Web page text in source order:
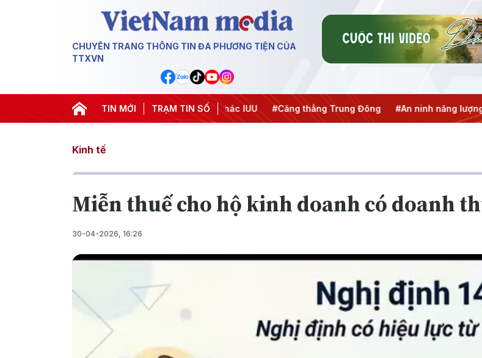
CHUYÊN TRANG THÔNG TIN ĐA PHƯƠNG TIỆN CỦA
TTXVN
TIN MỚI TRẠM TIN SỐ
dịch 500 ngày đêm #Chống khai thác IUU #Căng thẳng Trung Đông #An ninh năng lượng
Kinh tế
Miễn thuế cho hộ kinh doanh có doanh
30-04-2026, 16:26